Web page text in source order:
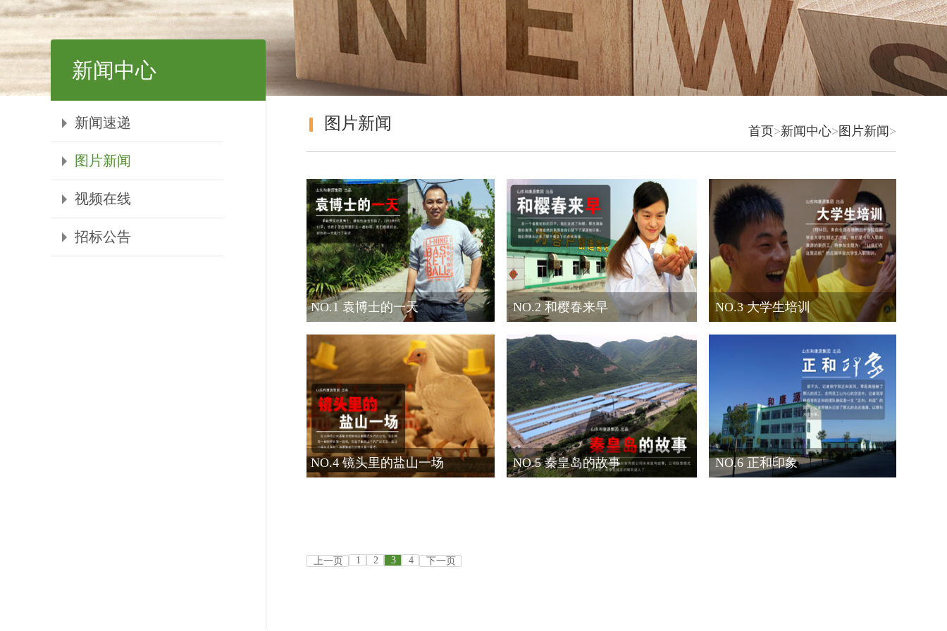
新闻中心
新闻速递
图片新闻
视频在线
招标公告
图片新闻 首页>新闻中心> 图片新闻 >
NO.1 袁博士的一天 NO.2 和樱春来早 NO.3 大学生培训
NO.4 镜头里的盐山一场 NO.5 秦皇岛的故事 NO.6 正和印象
上一页 1 2 3 4 下一页